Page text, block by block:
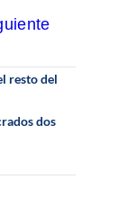
resto del
dos